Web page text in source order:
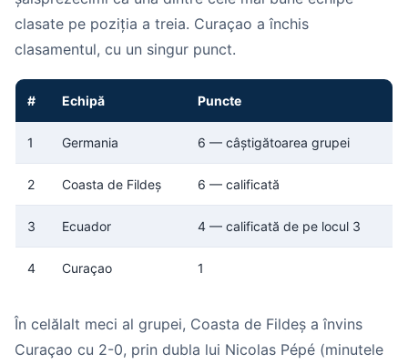
clasate pe poziția a treia. Curaçao a închis
clasamentul, cu un singur punct.
# Echipă Puncte
1 Germania 6 — câștigătoarea grupei
2 Coasta de Fildeș 6 — calificată
3 Ecuador 4 — calificată de pe locul 3
4 Curaçao 1
În celălalt meci al grupei, Coasta de Fildeș a învins
Curaçao cu 2-0, prin dubla lui Nicolas Pépé (minutele